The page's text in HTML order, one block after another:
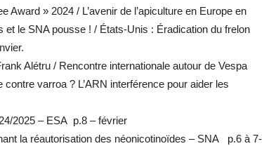
Award » 2024 / L’avenir de l’apiculture en Europe en
et le SNA pousse ! / États-Unis : Éradication du frelon
Alétru / Rencontre internationale autour de Vespa
varroa ? L’ARN interférence pour aider les
2025 – ESA p.8 – février
la réautorisation des néonicotinoïdes – SNA p.6 à 7-